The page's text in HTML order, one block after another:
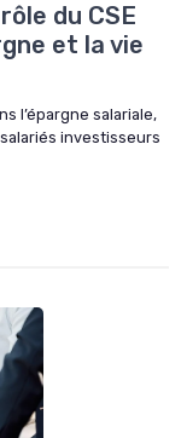
du CSE
et la vie
l’épargne salariale,
investisseurs